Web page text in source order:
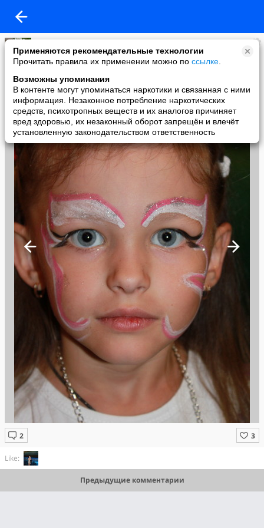
Применяются рекомендательные технологии
Прочитать правила их применении можно по ссылке
Возможны упоминания
В контенте могут упоминаться наркотики и связанная с ними
информация. Незаконное потребление наркотических
средств, психотропных веществ и их аналогов причиняет
вред здоровью, их незаконный оборот запрещён и влечёт
установленную законодательством ответственность
ananas ananasov
added a photo
22 Jan в 00:17
Like:
Предыдущие комментарии